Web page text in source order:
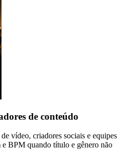
de conteúdo
vídeo, criadores sociais e equipes
e BPM quando título e gênero não